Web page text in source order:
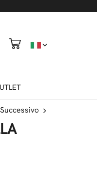
Successivo